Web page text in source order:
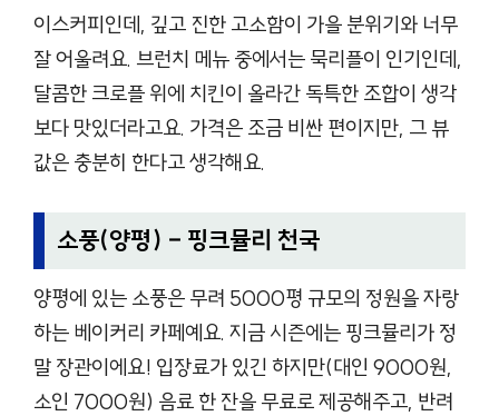
이스커피인데, 깊고 진한 고소함이 가을 분위기와 너무
잘 어울려요. 브런치 메뉴 중에서는 묵리플이 인기인데,
달콤한 크로플 위에 치킨이 올라간 독특한 조합이 생각
보다 맛있더라고요. 가격은 조금 비싼 편이지만, 그 뷰
값은 충분히 한다고 생각해요.
소풍(양평) – 핑크뮬리 천국
양평에 있는 소풍은 무려 5000평 규모의 정원을 자랑
하는 베이커리 카페예요. 지금 시즌에는 핑크뮬리가 정
말 장관이에요! 입장료가 있긴 하지만(대인 9000원,
소인 7000원) 음료 한 잔을 무료로 제공해주고, 반려